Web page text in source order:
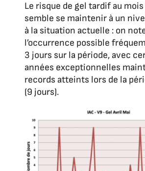
Le risque de gel tardif au mois
semble se maintenir à un
à la situation actuelle : on
l’occurrence possible
3 jours sur la période, avec
années exceptionnelles
records atteints lors de la
(9 jours).